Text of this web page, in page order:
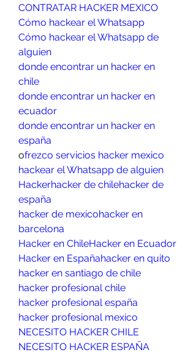
CONTRATAR HACKER MEXICO
Cómo hackear el Whatsapp
Cómo hackear el Whatsapp de
alguien
donde encontrar un hacker en
chile
donde encontrar un hacker en
ecuador
donde encontrar un hacker en
españa
ofrezco servicios hacker mexico
hackear el Whatsapp de alguien
Hackerhacker de chilehacker de
españa
hacker de mexicohacker en
barcelona
Hacker en ChileHacker en Ecuador
Hacker en Españahacker en quito
hacker en santiago de chile
hacker profesional chile
hacker profesional españa
hacker profesional mexico
NECESITO HACKER CHILE
NECESITO HACKER ESPAÑA